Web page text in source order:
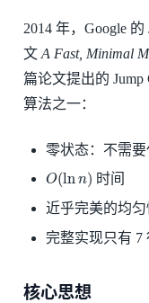
2014 年，Google 的
文A Fast, Minimal
篇论文提出的 Jump
算法之一：
零状态：不需
O(ln )
时间
近乎完美的均匀
完整实现只有 7
核心思想